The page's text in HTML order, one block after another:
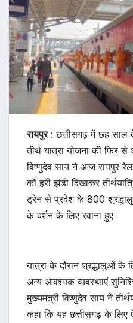
रायपुर: छत्तीसगढ़ में छह साल
तीर्थ यात्रा योजना की फिर
विष्णुदेव साय ने आज रायपुर
को हरी झंडी दिखाकर
ट्रेन से प्रदेश के 800 श्रद्धालु
के दर्शन के लिए रवाना हुए।
यात्रा के दौरान श्रद्धालुओं के
अन्य आवश्यक व्यवस्थाएं
मुख्यमंत्री विष्णुदेव साय ने
कहा कि यह छत्तीसगढ़ के लिए